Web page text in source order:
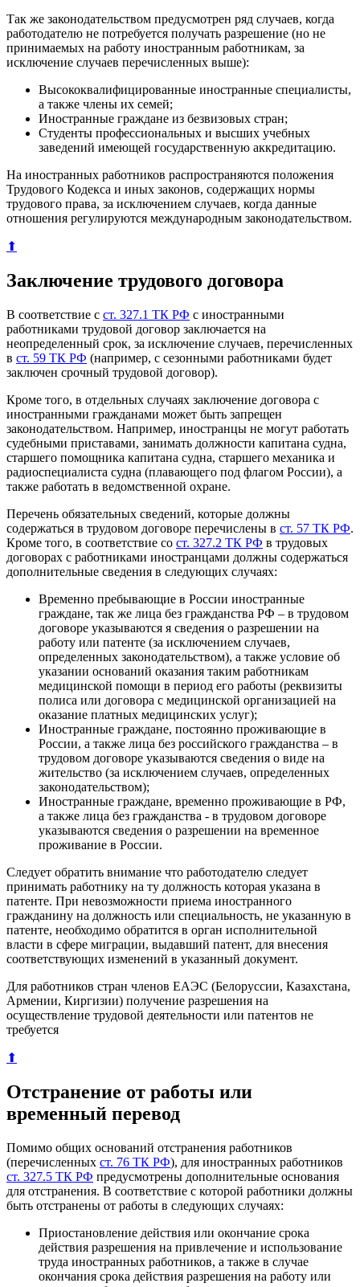
Так же законодательством предусмотрен ряд случаев, когда
работодателю не потребуется получать разрешение (но не
принимаемых на работу иностранным работникам, за
исключение случаев перечисленных выше):
Высококвалифицированные иностранные специалисты,
а также члены их семей;
Иностранные граждане из безвизовых стран;
Студенты профессиональных и высших учебных
заведений имеющей государственную аккредитацию.
На иностранных работников распространяются положения
Трудового Кодекса и иных законов, содержащих нормы
трудового права, за исключением случаев, когда данные
отношения регулируются международным законодательством.
⬆
Заключение трудового договора
В соответствие с ст. 327.1 ТК РФ с иностранными
работниками трудовой договор заключается на
неопределенный срок, за исключение случаев, перечисленных
в ст. 59 ТК РФ (например, с сезонными работниками будет
заключен срочный трудовой договор).
Кроме того, в отдельных случаях заключение договора с
иностранными гражданами может быть запрещен
законодательством. Например, иностранцы не могут работать
судебными приставами, занимать должности капитана судна,
старшего помощника капитана судна, старшего механика и
радиоспециалиста судна (плавающего под флагом России), а
также работать в ведомственной охране.
Перечень обязательных сведений, которые должны
содержаться в трудовом договоре перечислены в ст. 57 ТК РФ.
Кроме того, в соответствие со ст. 327.2 ТК РФ в трудовых
договорах с работниками иностранцами должны содержаться
дополнительные сведения в следующих случаях:
Временно пребывающие в России иностранные
граждане, так же лица без гражданства РФ – в трудовом
договоре указываются я сведения о разрешении на
работу или патенте (за исключением случаев,
определенных законодательством), а также условие об
указании оснований оказания таким работникам
медицинской помощи в период его работы (реквизиты
полиса или договора с медицинской организацией на
оказание платных медицинских услуг);
Иностранные граждане, постоянно проживающие в
России, а также лица без российского гражданства – в
трудовом договоре указываются сведения о виде на
жительство (за исключением случаев, определенных
законодательством);
Иностранные граждане, временно проживающие в РФ,
а также лица без гражданства - в трудовом договоре
указываются сведения о разрешении на временное
проживание в России.
Следует обратить внимание что работодателю следует
принимать работнику на ту должность которая указана в
патенте. При невозможности приема иностранного
гражданину на должность или специальность, не указанную в
патенте, необходимо обратится в орган исполнительной
власти в сфере миграции, выдавший патент, для внесения
соответствующих изменений в указанный документ.
Для работников стран членов ЕАЭС (Белоруссии, Казахстана,
Армении, Киргизии) получение разрешения на
осуществление трудовой деятельности или патентов не
требуется
⬆
Отстранение от работы или
временный перевод
Помимо общих оснований отстранения работников
(перечисленных ст. 76 ТК РФ), для иностранных работников
ст. 327.5 ТК РФ предусмотрены дополнительные основания
для отстранения. В соответствие с которой работники должны
быть отстранены от работы в следующих случаях:
Приостановление действия или окончание срока
действия разрешения на привлечение и использование
труда иностранных работников, а также в случае
окончания срока действия разрешения на работу или